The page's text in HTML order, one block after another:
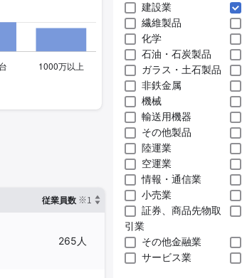
従業員数 ※1 臨時従業員数
265人 4人
建設業
繊維製品
化学
石油・石炭製品
ガラス・土石製品
非鉄金属
機械
輸送用機器
その他製品
陸運業
空運業
情報・通信業
小売業
証券、商品先物取
引業
その他金融業
サービス業